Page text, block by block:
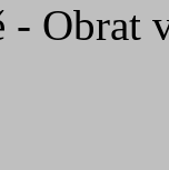
- Obrat